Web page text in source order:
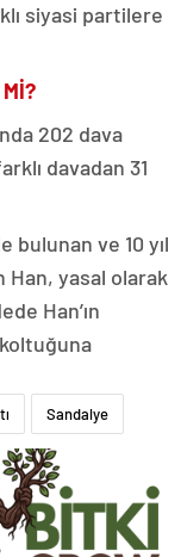
siyasi partilere
202 dava
davadan 31
bulunan ve 10 yıl
yasal olarak
Han’ın
Sandalye